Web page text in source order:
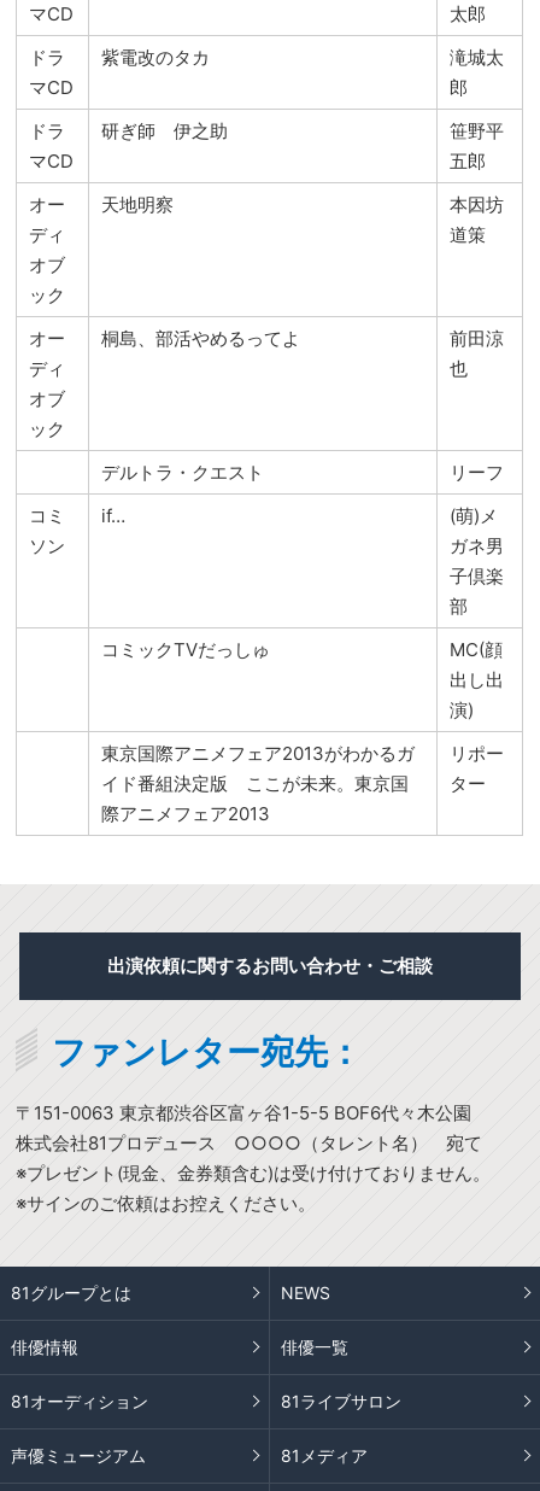
マCD
太郎
ドラ
マCD
紫電改のタカ
滝城太
郎
ドラ
マCD
研ぎ師 伊之助
笹野平
五郎
オー
ディ
オブ
ック
天地明察
本因坊
道策
オー
ディ
オブ
ック
桐島、部活やめるってよ
前田涼
也
デルトラ・クエスト
リーフ
コミ
ソン
if…
(萌)メ
ガネ男
子倶楽
部
コミックTVだっしゅ
MC(顔
出し出
演)
東京国際アニメフェア2013がわかるガ
イド番組決定版 ここが未来。東京国
際アニメフェア2013
リポー
ター
出演依頼に関するお問い合わせ・ご相談
ファンレター宛先：
〒151-0063 東京都渋谷区富ヶ谷1-5-5 BOF6代々木公園
株式会社81プロデュース ○○○○（タレント名） 宛て
※プレゼント(現金、金券類含む)は受け付けておりません。
※サインのご依頼はお控えください。
81グループとは NEWS
俳優情報 俳優一覧
81オーディション 81ライブサロン
声優ミュージアム 81メディア